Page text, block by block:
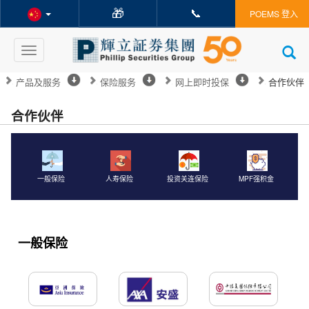
🎁 📞 POEMS 登入
Toggle
navigation
产品及服务 保险服务 网上即时投保 合作伙伴
合作伙伴
一般保险 人寿保险 投资关连保险 MPF强积金
一般保险